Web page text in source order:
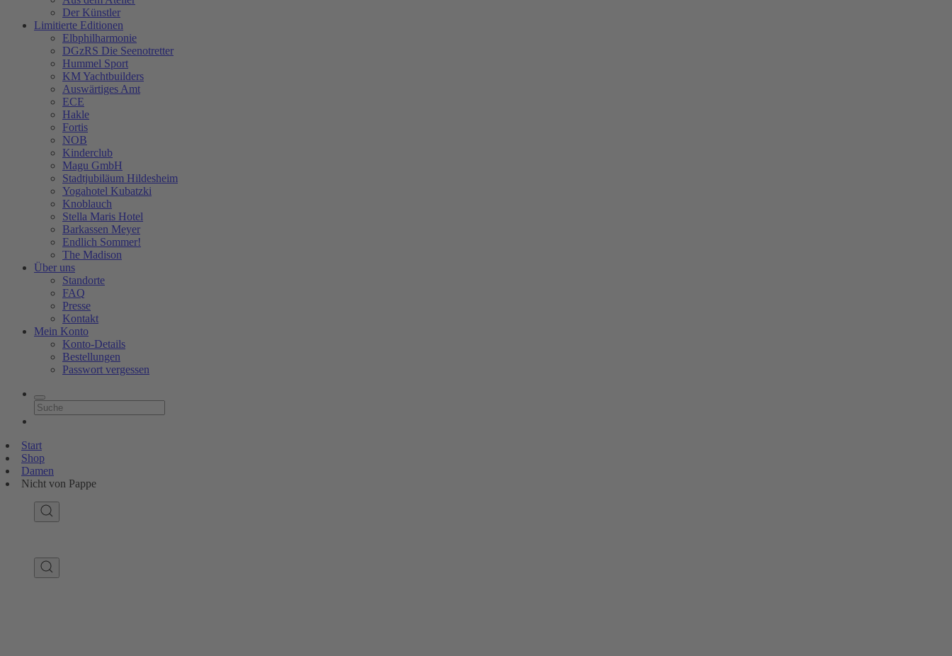
Der Künstler
Limitierte Editionen
Elbphilharmonie
DGzRS Die Seenotretter
Hummel Sport
KM Yachtbuilders
Auswärtiges Amt
ECE
Hakle
Fortis
NOB
Kinderclub
Magu GmbH
Stadtjubiläum Hildesheim
Yogahotel Kubatzki
Knoblauch
Stella Maris Hotel
Barkassen Meyer
Endlich Sommer!
The Madison
Über uns
Standorte
FAQ
Presse
Kontakt
Mein Konto
Konto-Details
Bestellungen
Passwort vergessen
Start
Shop
Damen
Nicht von Pappe